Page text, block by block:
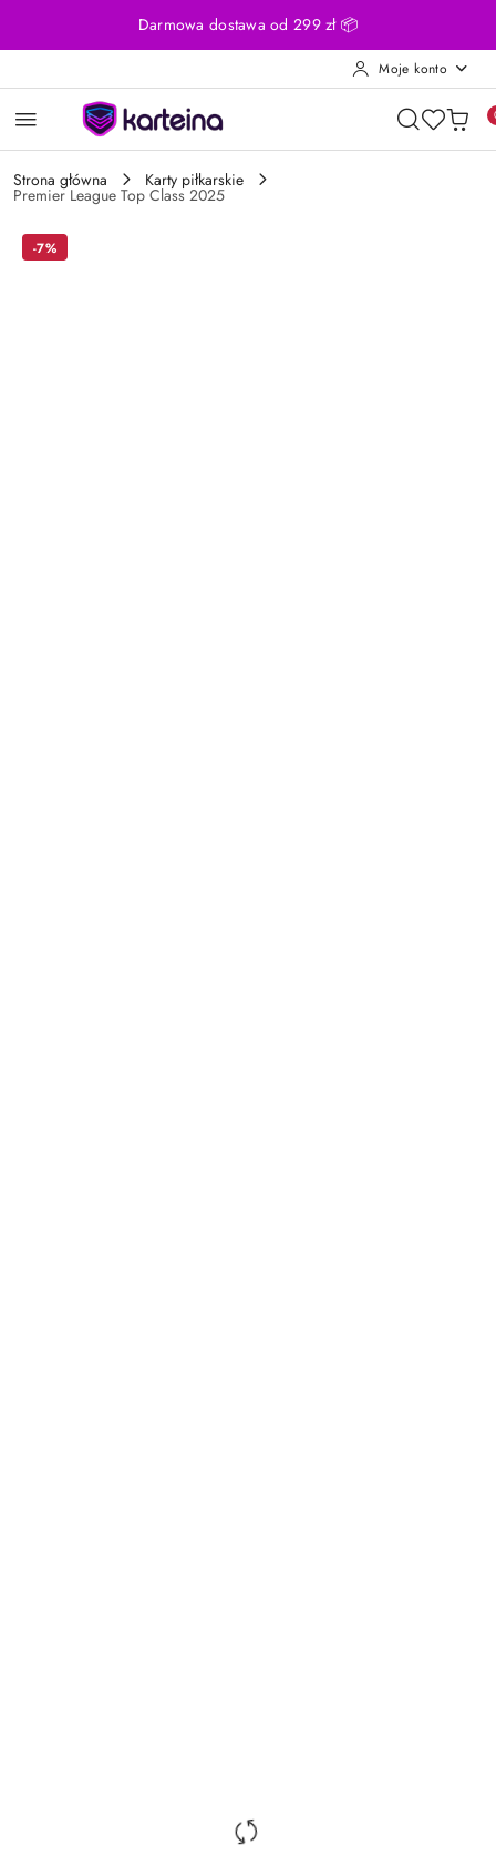
Przejdź do treści głównej
Przejdź do wyszukiwarki
Przejdź do moje konto
Przejdź do menu głównego
Przejdź do opisu produktu
Przejdź do stopkiDarmowa dostawa od 299 zł 📦
Moje konto
Strona główna Karty piłkarskie
Premier League Top Class 2025
-7%